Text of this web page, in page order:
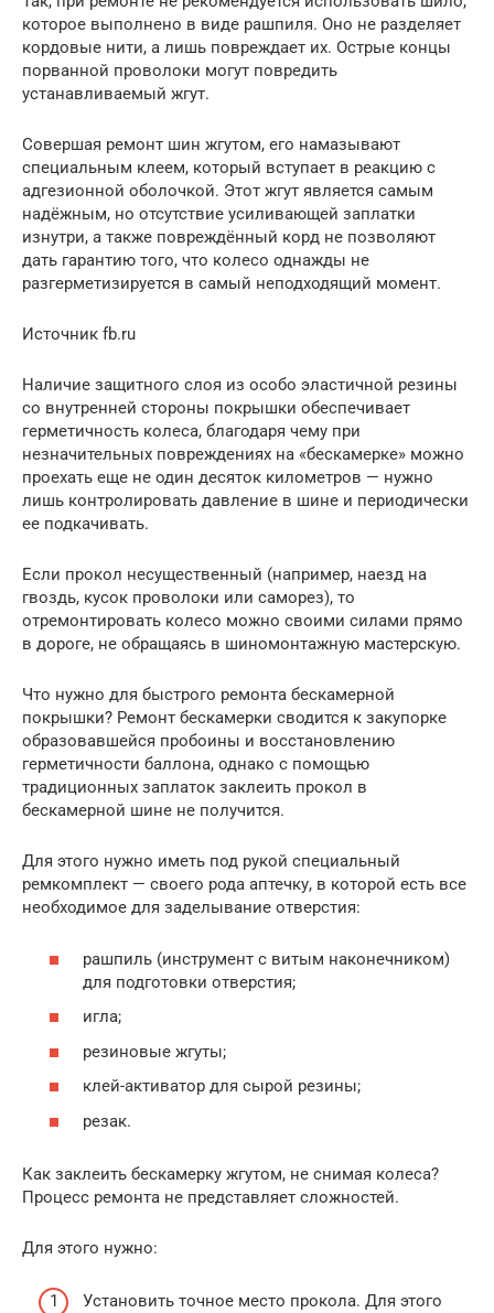
которое выполнено в виде рашпиля. Оно не разделяет
кордовые нити, а лишь повреждает их. Острые концы
порванной проволоки могут повредить
устанавливаемый жгут.
Совершая ремонт шин жгутом, его намазывают
специальным клеем, который вступает в реакцию с
адгезионной оболочкой. Этот жгут является самым
надёжным, но отсутствие усиливающей заплатки
изнутри, а также повреждённый корд не позволяют
дать гарантию того, что колесо однажды не
разгерметизируется в самый неподходящий момент.
Источник fb.ru
Наличие защитного слоя из особо эластичной резины
со внутренней стороны покрышки обеспечивает
герметичность колеса, благодаря чему при
незначительных повреждениях на «бескамерке» можно
проехать еще не один десяток километров — нужно
лишь контролировать давление в шине и периодически
ее подкачивать.
Если прокол несущественный (например, наезд на
гвоздь, кусок проволоки или саморез), то
отремонтировать колесо можно своими силами прямо
в дороге, не обращаясь в шиномонтажную мастерскую.
Что нужно для быстрого ремонта бескамерной
покрышки? Ремонт бескамерки сводится к закупорке
образовавшейся пробоины и восстановлению
герметичности баллона, однако с помощью
традиционных заплаток заклеить прокол в
бескамерной шине не получится.
Для этого нужно иметь под рукой специальный
ремкомплект — своего рода аптечку, в которой есть все
необходимое для заделывание отверстия:
рашпиль (инструмент с витым наконечником)
для подготовки отверстия;
игла;
резиновые жгуты;
клей-активатор для сырой резины;
резак.
Как заклеить бескамерку жгутом, не снимая колеса?
Процесс ремонта не представляет сложностей.
Для этого нужно:
Установить точное место прокола. Для этого